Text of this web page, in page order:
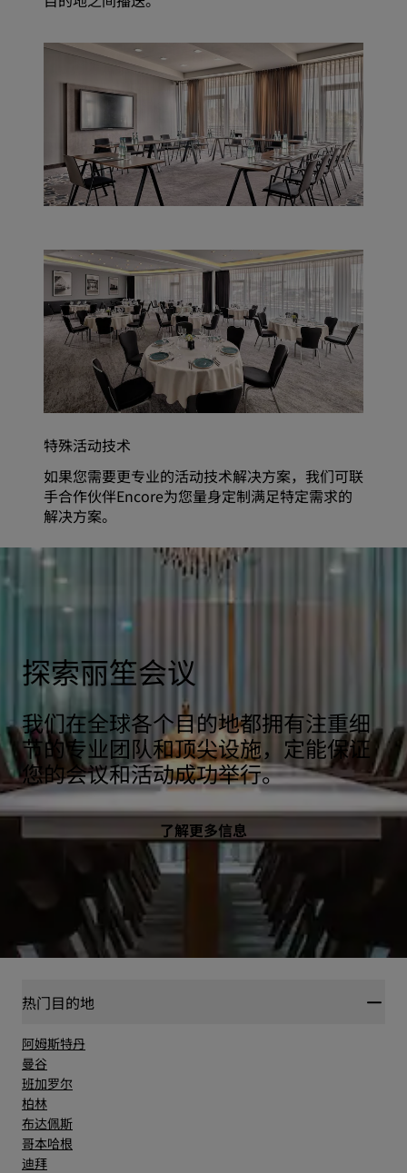
特殊活动技术
如果您需要更专业的活动技术解决方案，我们可联
手合作伙伴Encore为您量身定制满足特定需求的
解决方案。
探索丽笙会议
我们在全球各个目的地都拥有注重细
节的专业团队和顶尖设施，定能保证
您的会议和活动成功举行。
了解更多信息
热门目的地
阿姆斯特丹
曼谷
班加罗尔
柏林
布达佩斯
哥本哈根
迪拜